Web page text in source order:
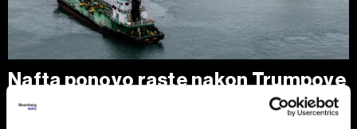
Nafta ponovo raste nakon Trumpove
poruke Iranu
Cene nafte porasle su nakon najvećeg dnevnog pada u